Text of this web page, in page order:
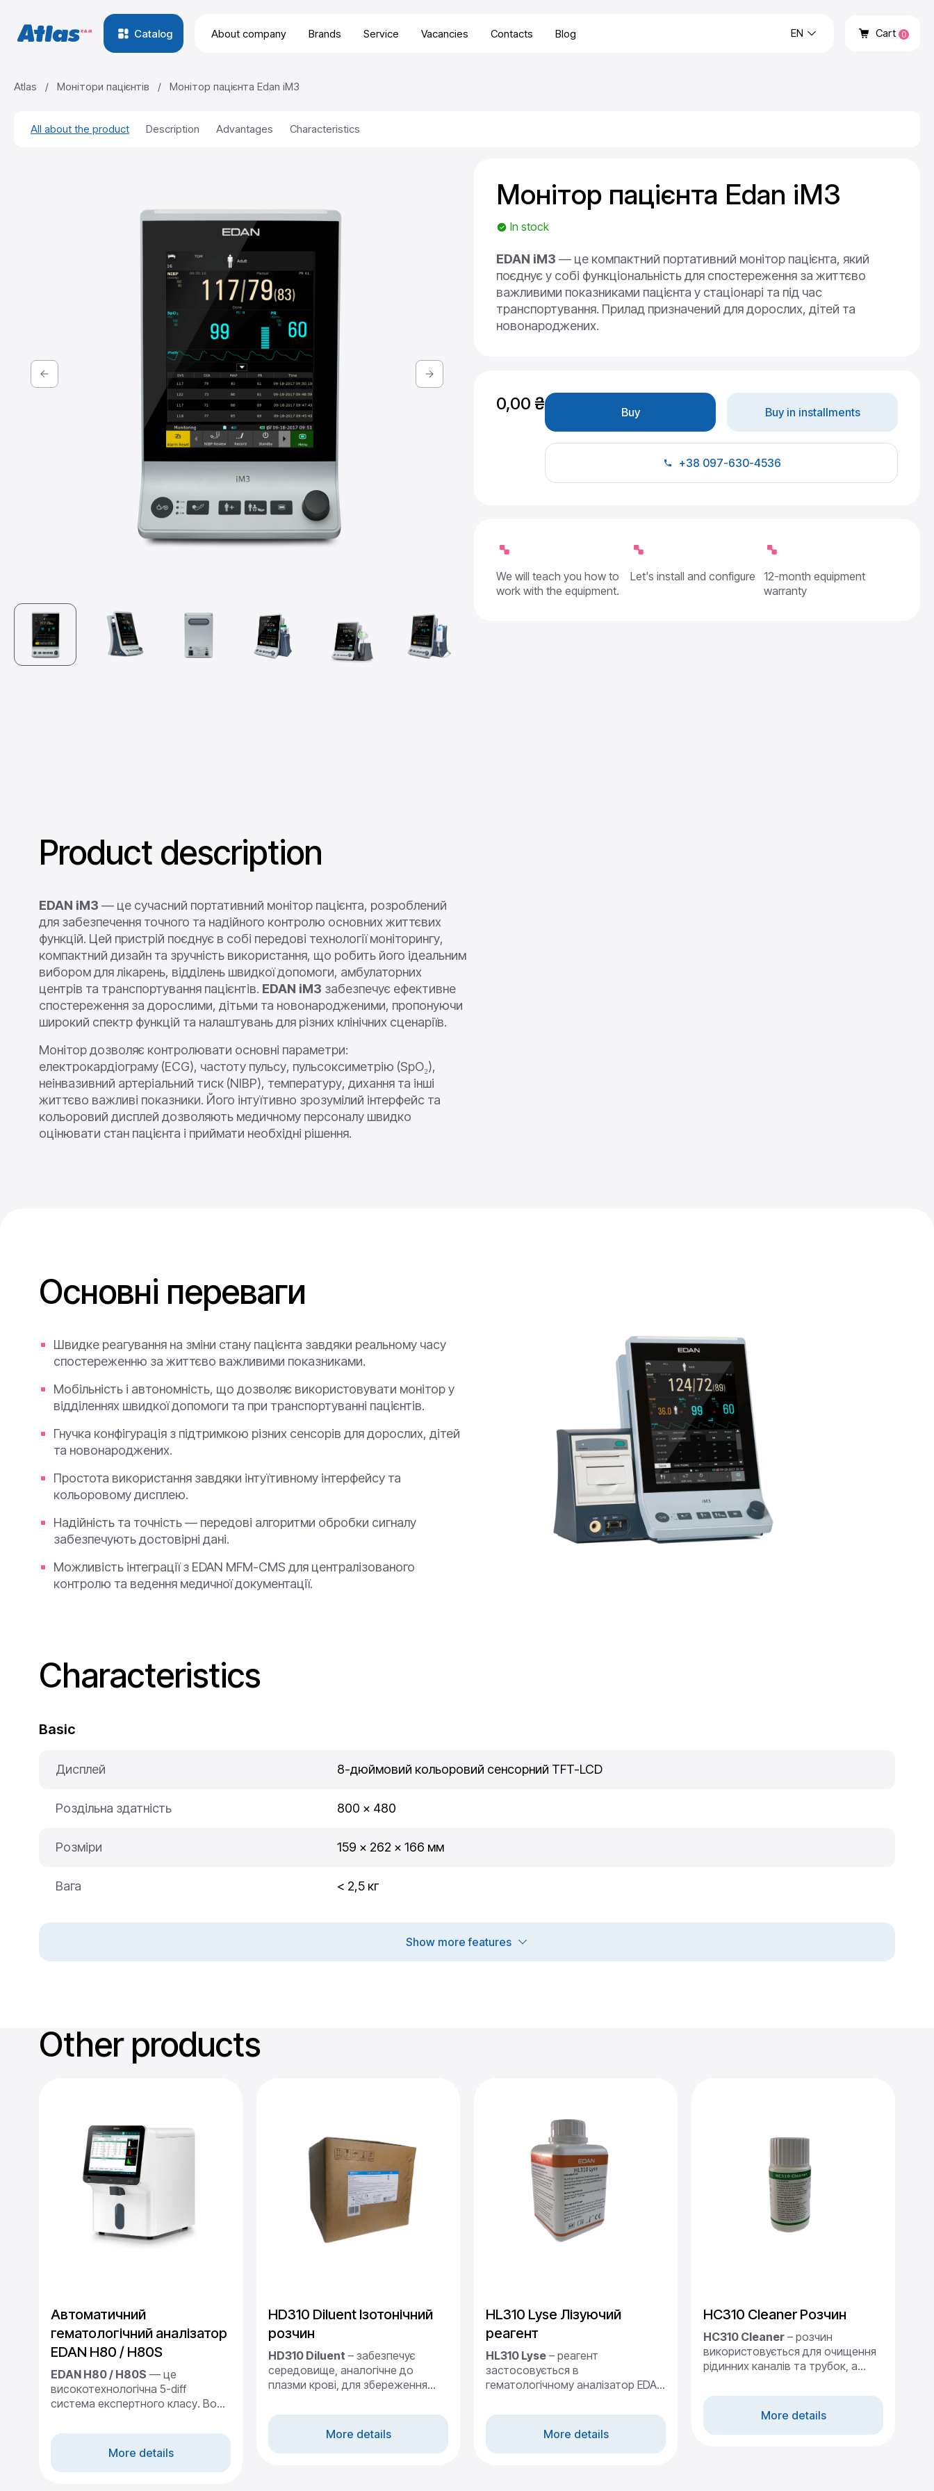
Catalog About company Brands Service Vacancies Contacts Blog EN Cart 0
Atlas / Монітори пацієнтів / Монітор пацієнта Edan iM3
All about the product Description Advantages Characteristics
Монітор пацієнта Edan iM3
In stock
EDAN iM3 — це компактний портативний монітор пацієнта, який
поєднує у собі функціональність для спостереження за життєво
важливими показниками пацієнта у стаціонарі та під час
транспортування. Прилад призначений для дорослих, дітей та
новонароджених.
0,00 ₴ Buy Buy in installments
+38 097-630-4536
We will teach you how to
work with the equipment.
Let's install and configure
12-month equipment
warranty
Product description
EDAN iM3 — це сучасний портативний монітор пацієнта, розроблений
для забезпечення точного та надійного контролю основних життєвих
функцій. Цей пристрій поєднує в собі передові технології моніторингу,
компактний дизайн та зручність використання, що робить його ідеальним
вибором для лікарень, відділень швидкої допомоги, амбулаторних
центрів та транспортування пацієнтів. EDAN iM3 забезпечує ефективне
спостереження за дорослими, дітьми та новонародженими, пропонуючи
широкий спектр функцій та налаштувань для різних клінічних сценаріїв.
Монітор дозволяє контролювати основні параметри:
електрокардіограму (ECG), частоту пульсу, пульсоксиметрію (SpO₂),
неінвазивний артеріальний тиск (NIBP), температуру, дихання та інші
життєво важливі показники. Його інтуїтивно зрозумілий інтерфейс та
кольоровий дисплей дозволяють медичному персоналу швидко
оцінювати стан пацієнта і приймати необхідні рішення.
Основні переваги
Швидке реагування на зміни стану пацієнта завдяки реальному часу
спостереженню за життєво важливими показниками.
Мобільність і автономність, що дозволяє використовувати монітор у
відділеннях швидкої допомоги та при транспортуванні пацієнтів.
Гнучка конфігурація з підтримкою різних сенсорів для дорослих, дітей
та новонароджених.
Простота використання завдяки інтуїтивному інтерфейсу та
кольоровому дисплею.
Надійність та точність — передові алгоритми обробки сигналу
забезпечують достовірні дані.
Можливість інтеграції з EDAN MFM-CMS для централізованого
контролю та ведення медичної документації.
Characteristics
Basic
Дисплей 8-дюймовий кольоровий сенсорний TFT-LCD
Роздільна здатність 800 × 480
Розміри 159 × 262 × 166 мм
Вага < 2,5 кг
Show more features
Other products
Автоматичний
гематологічний аналізатор
EDAN H80 / H80S
EDAN H80 / H80S — це
високотехнологічна 5-diff
система експертного класу. Вона
середнім та великим потоком
пацієнтів. Прилад поєднує метод
електричного імпедансу та
технологію трикутного
More details
HD310 Diluent Ізотонічний
розчин
HD310 Diluent – забезпечує
середовище, аналогічне до
плазми крові, для збереження
певного періоду часу і слугує
кондуктивним середовищем для
аналізу клітин крові. Призначений
для аналізаторів серії H30 Pro..
More details
HL310 Lyse Лізуючий
реагент
HL310 Lyse – реагент
застосовується в
гематологічному аналізатор EDAN
визначення гемоглобіну, а також
для диференціювання та
підрахунку лейкоцитів.
Фасування: 500 мл
More details
HC310 Cleaner Розчин
HC310 Cleaner – розчин
використовується для очищення
рідинних каналів та трубок, а
крові та осадових відкладень.
Фасування: 50 мл.
More details